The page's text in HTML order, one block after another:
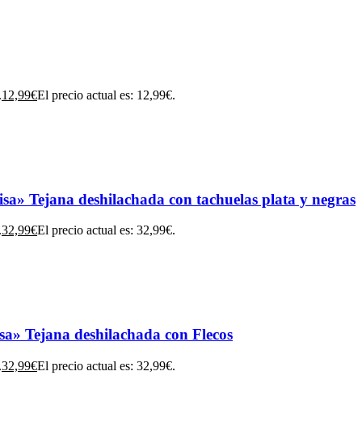
12,99€El precio actual es: 12,99€.
Tejana deshilachada con tachuelas plata y negras
32,99€El precio actual es: 32,99€.
Tejana deshilachada con Flecos
32,99€El precio actual es: 32,99€.